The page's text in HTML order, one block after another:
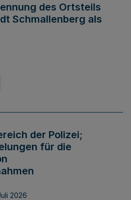
des Ortsteils
Schmallenberg als
der Polizei;
für die
2026